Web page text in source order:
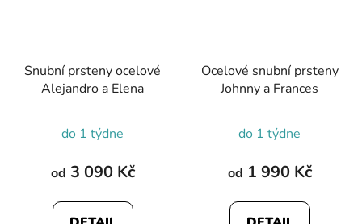
Snubní prsteny ocelové
Alejandro a Elena
do 1 týdne
od 3 090 Kč
Ocelové snubní prsteny
Johnny a Frances
do 1 týdne
od 1 990 Kč